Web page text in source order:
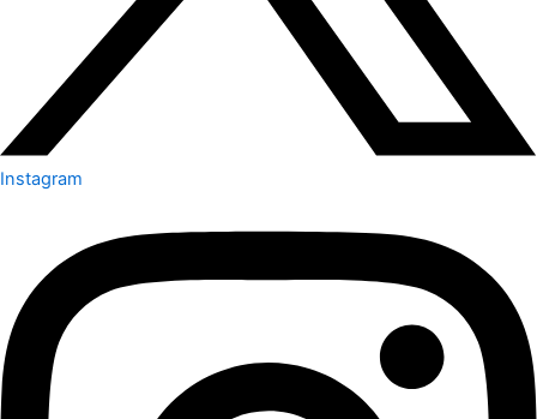
Instagram